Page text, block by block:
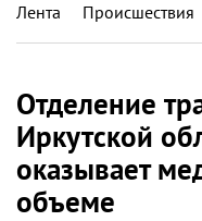
Лента Происшествия
Отделение
Иркутской
оказывает
объеме